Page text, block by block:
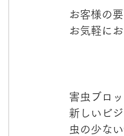
お客様の
お気軽に
害虫ブロ
新しいビ
虫の少な